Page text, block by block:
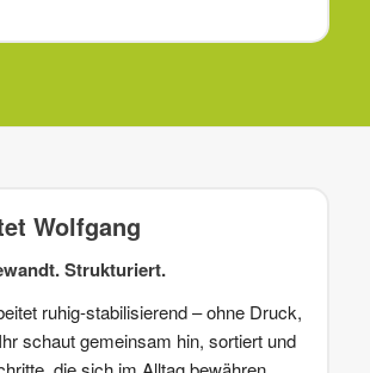
Wolfgang
Strukturiert.
ruhig-stabilisierend – ohne Druck,
schaut gemeinsam hin, sortiert und